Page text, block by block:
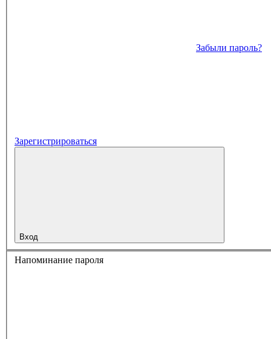
Забыли пароль?
Зарегистрироваться
Вход
Напоминание пароля